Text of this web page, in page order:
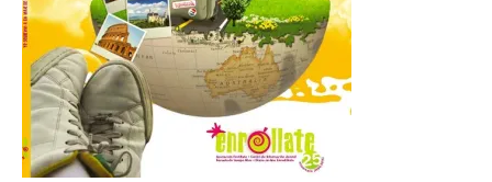
Artesana de Astorga
arranca con una gran
acogida del público
8 Ago 2026
La inauguración contó